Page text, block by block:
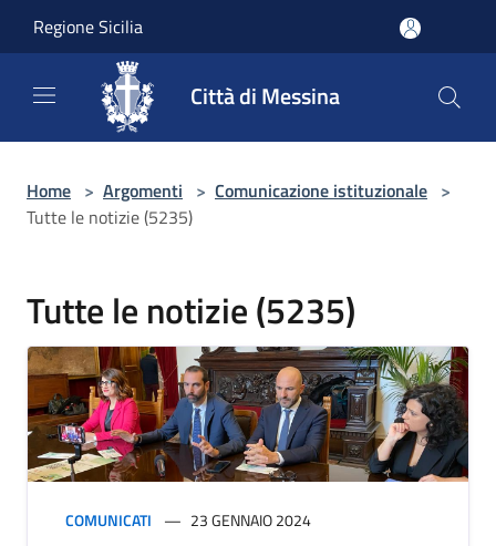
Regione Sicilia
Città di Messina
Home > Argomenti > Comunicazione istituzionale >
Tutte le notizie (5235)
Tutte le notizie (5235)
COMUNICATI 23 GENNAIO 2024